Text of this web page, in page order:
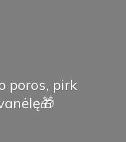
poros, pirk